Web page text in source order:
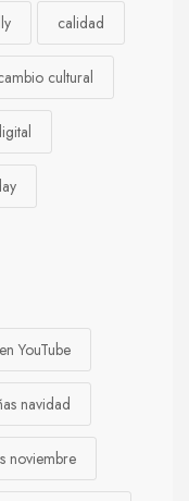
calidad
cultural
YouTube
navidad
noviembre